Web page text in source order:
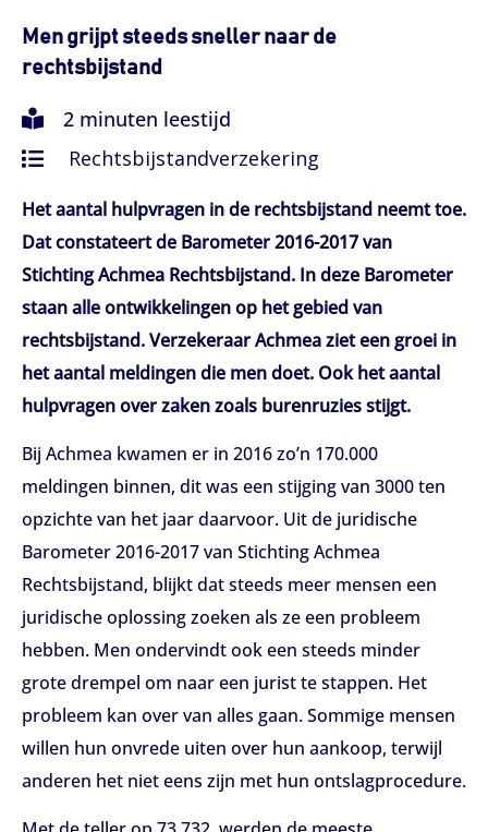
Men grijpt steeds sneller naar de
rechtsbijstand
2 minuten leestijd
Rechtsbijstandverzekering
Het aantal hulpvragen in de rechtsbijstand neemt toe.
Dat constateert de Barometer 2016-2017 van
Stichting Achmea Rechtsbijstand. In deze Barometer
staan alle ontwikkelingen op het gebied van
rechtsbijstand. Verzekeraar Achmea ziet een groei in
het aantal meldingen die men doet. Ook het aantal
hulpvragen over zaken zoals burenruzies stijgt.
Bij Achmea kwamen er in 2016 zo’n 170.000
meldingen binnen, dit was een stijging van 3000 ten
opzichte van het jaar daarvoor. Uit de juridische
Barometer 2016-2017 van Stichting Achmea
Rechtsbijstand, blijkt dat steeds meer mensen een
juridische oplossing zoeken als ze een probleem
hebben. Men ondervindt ook een steeds minder
grote drempel om naar een jurist te stappen. Het
probleem kan over van alles gaan. Sommige mensen
willen hun onvrede uiten over hun aankoop, terwijl
anderen het niet eens zijn met hun ontslagprocedure.